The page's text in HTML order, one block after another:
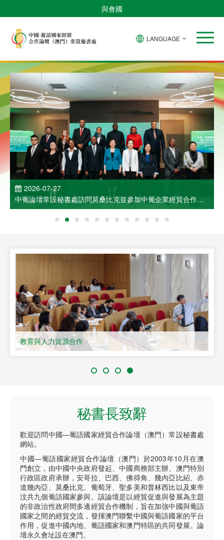
與會國
LANGUAGE
2026-07-27
中葡論壇常設秘書處訪問莫桑比克並參加中葡企業經貿合作洽
談會
教育與人力資源合作
秘書長致辭
歡迎訪問中國—葡語國家經貿合作論壇（澳門）常設秘書處
網站。
中國—葡語國家經貿合作論壇（澳門）於2003年10月在澳
門創立，由中國中央政府發起、中國商務部主辦、澳門特別
行政區政府承辦，安哥拉、巴西、佛得角、幾內亞比紹、赤
道幾內亞、莫桑比克、葡萄牙、聖多美和普林西比以及東帝
汶共九個葡語國家參與。該論壇是以經貿促進與發展為主題
的非政治性政府間多邊經貿合作機制，旨在加強中國與葡語
國家之間的經貿交流，發揮澳門聯繫中國與葡語國家的平台
作用，促進中國內地、葡語國家和澳門特區的共同發展。論
壇永久會址設在澳門。